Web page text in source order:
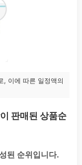
, 이에 따른 일정액의
판매된 상품순
된 순위입니다.